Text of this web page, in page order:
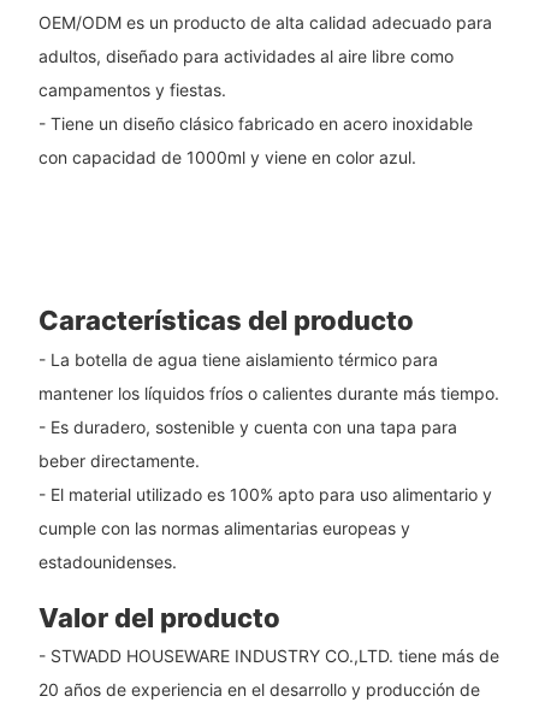
OEM/ODM es un producto de alta calidad adecuado para
adultos, diseñado para actividades al aire libre como
campamentos y fiestas.
- Tiene un diseño clásico fabricado en acero inoxidable
con capacidad de 1000ml y viene en color azul.
Características del producto
- La botella de agua tiene aislamiento térmico para
mantener los líquidos fríos o calientes durante más tiempo.
- Es duradero, sostenible y cuenta con una tapa para
beber directamente.
- El material utilizado es 100% apto para uso alimentario y
cumple con las normas alimentarias europeas y
estadounidenses.
Valor del producto
- STWADD HOUSEWARE INDUSTRY CO.,LTD. tiene más de
20 años de experiencia en el desarrollo y producción de